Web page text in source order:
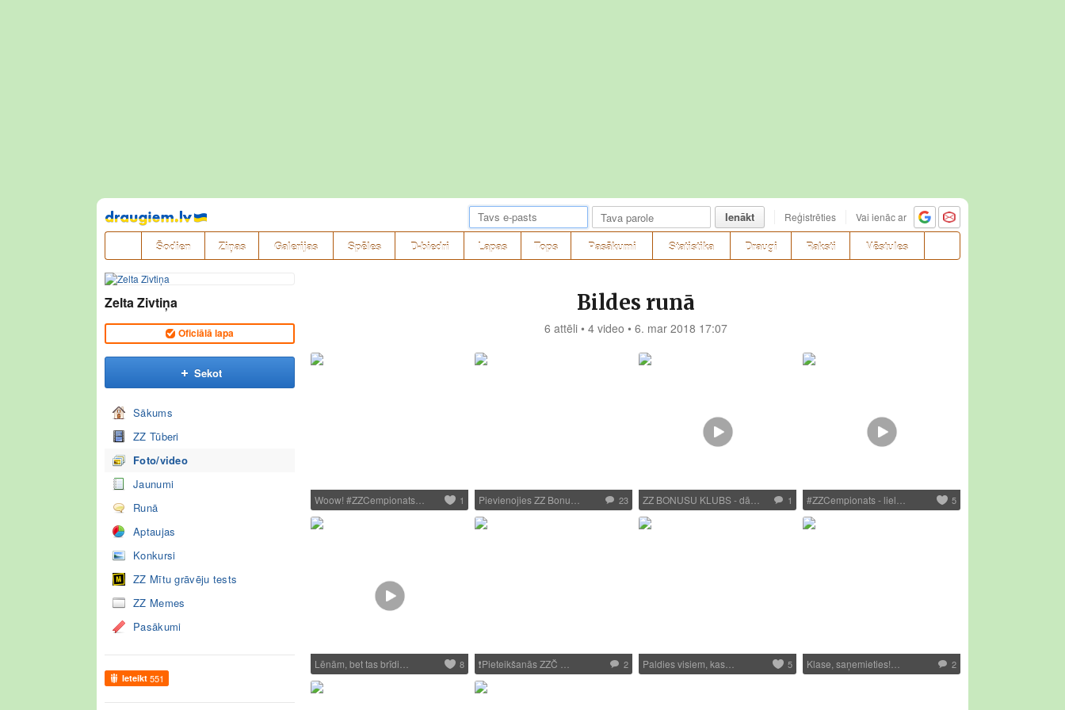
Pāriet
uz
saturu
Ienākt Reģistrēties Vai ienāc ar
Šodien Ziņas Galerijas Spēles D-biedri Lapas Tops Pasākumi Statistika Draugi Raksti Vēstules
Zelta Zivtiņa
Oficiālā lapa
Sekot
Sākums
ZZ Tūberi
Foto/video
Jaunumi
Runā
Aptaujas
Konkursi
ZZ Mītu grāvēju tests
ZZ Memes
Pasākumi
Ieteikt 551
Bildes runā
6 attēli • 4 video • 6. mar 2018 17:07
Woow! #ZZCempionats… 1 Pievienojies ZZ Bonu… 23 ZZ BONUSU KLUBS - dā… 1 #ZZCempionats - liel… 5
Lēnām, bet tas brīdi… 8 ❗Pieteikšanās ZZČ … 2 Paldies visiem, kas… 5 Klase, saņemieties!… 2